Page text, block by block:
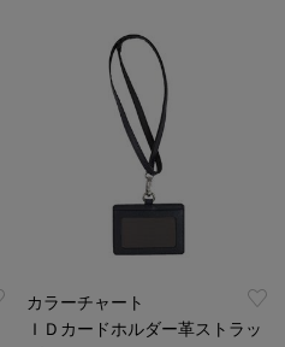
カラーチャート
ＩＤカードホルダー革ストラッ